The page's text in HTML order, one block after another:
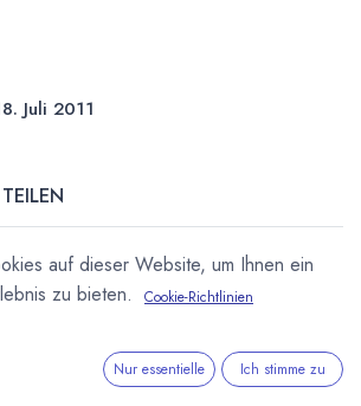
Juli 2011
auf dieser Website, um Ihnen ein
zu bieten.
Cookie-Richtlinien
Nur essentielle Ich stimme zu